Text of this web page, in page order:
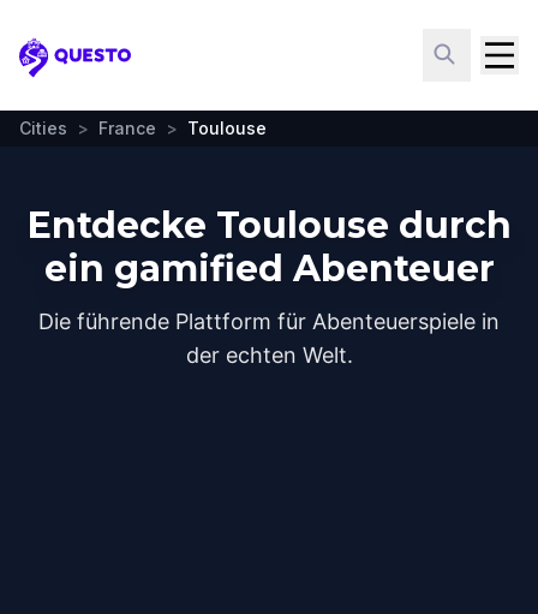
Questo
Cities > France > Toulouse
Entdecke Toulouse durch
ein gamified Abenteuer
Die führende Plattform für Abenteuerspiele in
der echten Welt.